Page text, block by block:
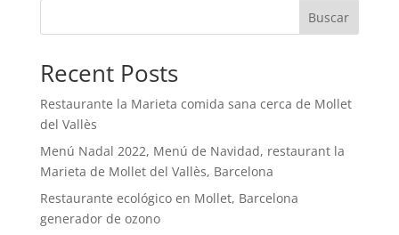
Buscar
Recent Posts
Restaurante la Marieta comida sana cerca de Mollet
del Vallès
Menú Nadal 2022, Menú de Navidad, restaurant la
Marieta de Mollet del Vallès, Barcelona
Restaurante ecológico en Mollet, Barcelona
generador de ozono